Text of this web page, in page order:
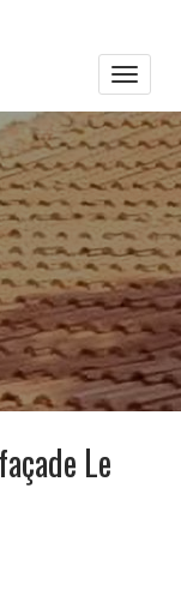
Toggle
Le